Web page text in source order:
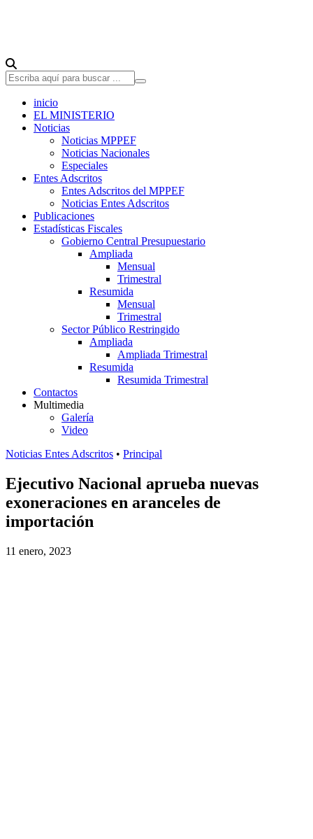
inicio
EL MINISTERIO
Noticias
Noticias MPPEF
Noticias Nacionales
Especiales
Entes Adscritos
Entes Adscritos del MPPEF
Noticias Entes Adscritos
Publicaciones
Estadísticas Fiscales
Gobierno Central Presupuestario
Ampliada
Mensual
Trimestral
Resumida
Mensual
Trimestral
Sector Público Restringido
Ampliada
Ampliada Trimestral
Resumida
Resumida Trimestral
Contactos
Multimedia
Galería
Video
Noticias Entes Adscritos • Principal
Ejecutivo Nacional aprueba nuevas
exoneraciones en aranceles de
importación
11 enero, 2023